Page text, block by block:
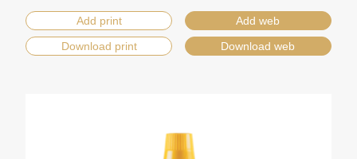
Add print
Add web
Download print
Download web